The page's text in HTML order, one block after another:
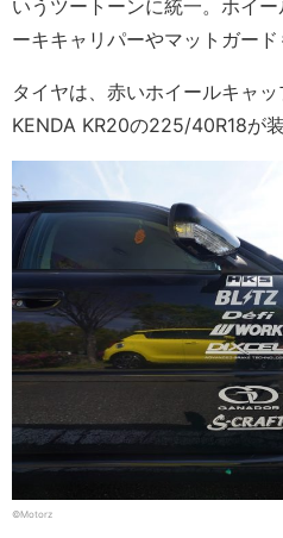
いうツートーンに統一。ホイ
ーキキャリパーやマットガード
タイヤは、赤いホイールキャッ
KENDA KR20の225/40R18が
©Motorz